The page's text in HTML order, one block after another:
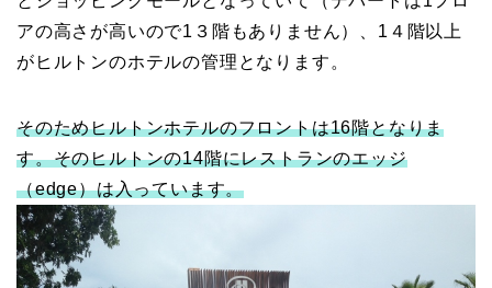
アの高さが高いので1３階もありません）、1４階以上
がヒルトンのホテルの管理となります。
そのためヒルトンホテルのフロントは16階となりま
す。そのヒルトンの14階にレストランのエッジ
（edge）は入っています。